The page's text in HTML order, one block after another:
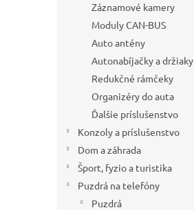
Záznamové kamery
Moduly CAN-BUS
Auto antény
Autonabíjačky a držiaky
Redukčné rámčeky
Organizéry do auta
Ďalšie príslušenstvo
Konzoly a príslušenstvo
Dom a záhrada
Šport, fyzio a turistika
Puzdrá na telefóny
Puzdrá